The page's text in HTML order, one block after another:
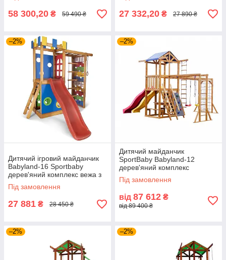
58 300,20 ₴ 59 490 ₴ 27 332,20 ₴ 27 890 ₴
–2%
Дитячий ігровий майданчик
Babyland-16 Sportbaby
дерев'яний комплекс вежа з
гіркою та драбинами
Під замовлення
27 881 ₴ 28 450 ₴
–2%
Дитячий майданчик
SportBaby Babyland-12
дерев'яний комплекс
Під замовлення
від 87 612 ₴
від 89 400 ₴
–2% –2%